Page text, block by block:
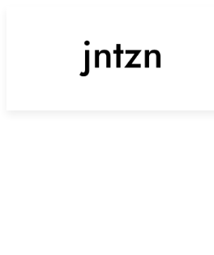
contenuto